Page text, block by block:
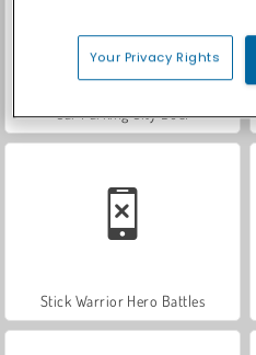
Car Parking City Duel
Stick Warrior Hero Battles
Your Privacy Rights